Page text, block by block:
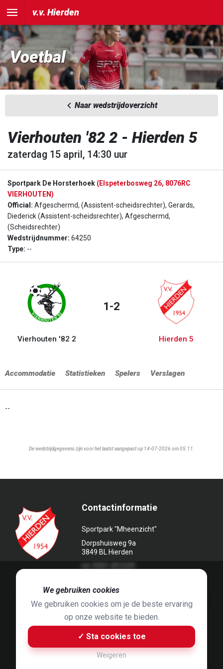
v.v. Hierden
Voetbal
Naar wedstrijdoverzicht
Vierhouten '82 2 - Hierden 5
zaterdag 15 april, 14:30 uur
Sportpark De Horsterhoek (Elspeterbosweg 26, 8076RC
VIERHOUTEN)
Official: Afgeschermd, (Assistent-scheidsrechter), Gerards,
Diederick (Assistent-scheidsrechter), Afgeschermd,
(Scheidsrechter)
Wedstrijdnummer: 64250
Type: --
Vierhouten '82 2
1-2
Hierden 5
Accommodatie Statistieken Spelers Verslagen
--
De wedstrijdgegevens zijn voor het laatst aangepast op 14-07-2026 om 05:11.
Contactinformatie
Sportpark "Mheenzicht"
Dorpshuisweg 9a
3849 BL Hierden
Jaap Hop & ontwerpen door
Built byBluey B.V.& Jelle de Haan
We gebruiken cookies
We gebruiken cookies om je de beste ervaring
op onze website te bieden.
✓ Sta cookies toe
Weigeren